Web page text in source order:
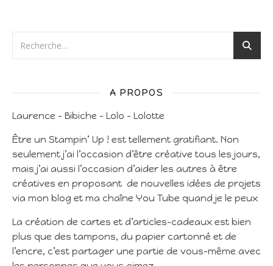
A PROPOS
Laurence – Bibiche – Lolo – Lolotte
Être un Stampin’ Up ! est tellement gratifiant. Non
seulement j’ai l’occasion d’être créative tous les jours,
mais j’ai aussi l’occasion d’aider les autres à être
créatives en proposant de nouvelles idées de projets
via mon blog et ma chaîne You Tube quand je le peux
La création de cartes et d’articles-cadeaux est bien
plus que des tampons, du papier cartonné et de
l’encre, c’est partager une partie de vous-même avec